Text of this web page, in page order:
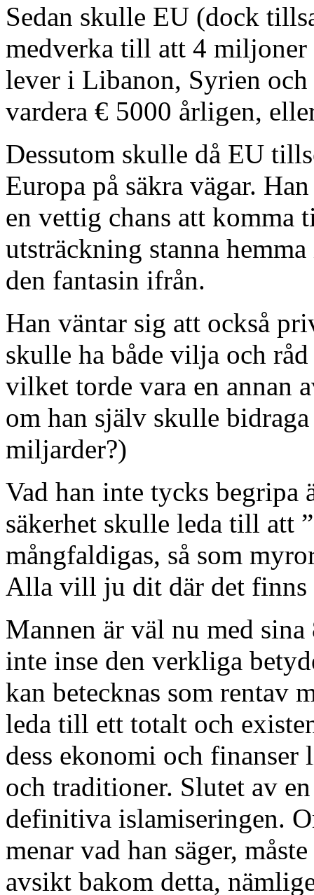
Sedan skulle EU (dock
medverka till att 4
lever i Libanon, Syrien
vardera € 5000 årligen,
Dessutom skulle då EU
Europa på säkra vägar.
en vettig chans att komma
utsträckning stanna
den fantasin ifrån.
Han väntar sig att också
skulle ha både vilja och
vilket torde vara en annan
om han själv skulle
miljarder?)
Vad han inte tycks begripa
säkerhet skulle leda till att
mångfaldigas, så som
Alla vill ju dit där det
Mannen är väl nu med
inte inse den verkliga
kan betecknas som rentav
leda till ett totalt och
dess ekonomi och
och traditioner. Slutet av
definitiva islamiseringen.
menar vad han säger,
avsikt bakom detta,